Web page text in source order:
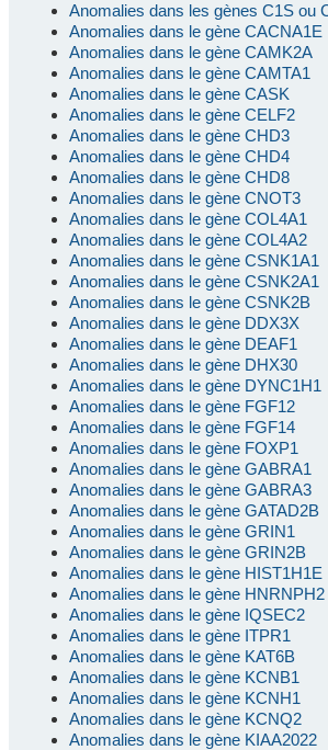
Anomalies dans les gènes C1S ou
Anomalies dans le gène CACNA1E
Anomalies dans le gène CAMK2A
Anomalies dans le gène CAMTA1
Anomalies dans le gène CASK
Anomalies dans le gène CELF2
Anomalies dans le gène CHD3
Anomalies dans le gène CHD4
Anomalies dans le gène CHD8
Anomalies dans le gène CNOT3
Anomalies dans le gène COL4A1
Anomalies dans le gène COL4A2
Anomalies dans le gène CSNK1A1
Anomalies dans le gène CSNK2A1
Anomalies dans le gène CSNK2B
Anomalies dans le gène DDX3X
Anomalies dans le gène DEAF1
Anomalies dans le gène DHX30
Anomalies dans le gène DYNC1H1
Anomalies dans le gène FGF12
Anomalies dans le gène FGF14
Anomalies dans le gène FOXP1
Anomalies dans le gène GABRA1
Anomalies dans le gène GABRA3
Anomalies dans le gène GATAD2B
Anomalies dans le gène GRIN1
Anomalies dans le gène GRIN2B
Anomalies dans le gène HIST1H1E
Anomalies dans le gène HNRNPH2
Anomalies dans le gène IQSEC2
Anomalies dans le gène ITPR1
Anomalies dans le gène KAT6B
Anomalies dans le gène KCNB1
Anomalies dans le gène KCNH1
Anomalies dans le gène KCNQ2
Anomalies dans le gène KIAA2022